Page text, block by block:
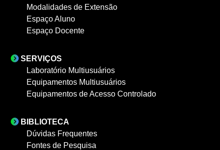
Modalidades de Extensão
Espaço Aluno
Espaço Docente
SERVIÇOS
Laboratório Multiusuários
Equipamentos Multiusuários
Equipamentos de Acesso Controlado
BIBLIOTECA
Dúvidas Frequentes
Fontes de Pesquisa